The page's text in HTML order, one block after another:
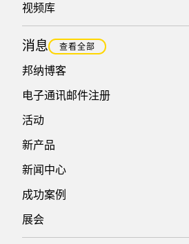
视频库
消息 查看全部
邦纳博客
电子通讯邮件注册
活动
新产品
新闻中心
成功案例
展会